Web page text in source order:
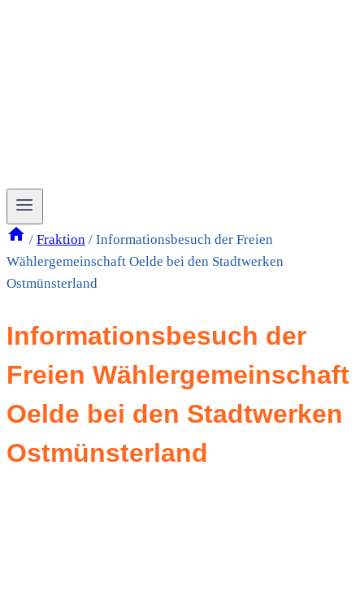
/ Fraktion / Informationsbesuch der Freien
Wählergemeinschaft Oelde bei den Stadtwerken
Ostmünsterland
Informationsbesuch der
Freien Wählergemeinschaft
Oelde bei den Stadtwerken
Ostmünsterland